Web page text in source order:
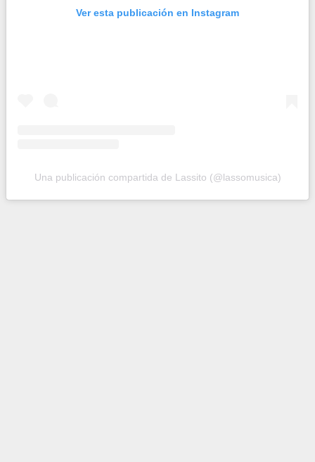
Ver esta publicación en Instagram
Una publicación compartida de Lassito (@lassomusica)